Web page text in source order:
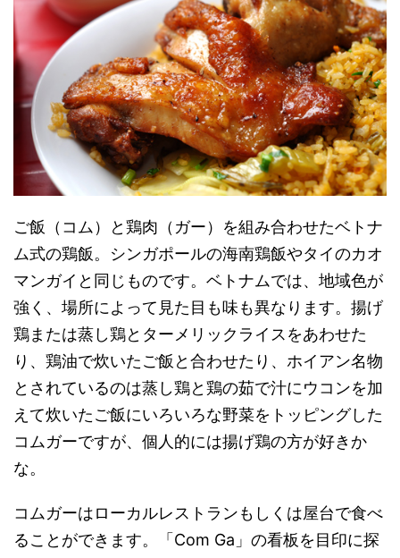
ご飯（コム）と鶏肉（ガー）を組み合わせたベトナ
ム式の鶏飯。シンガポールの海南鶏飯やタイのカオ
マンガイと同じものです。ベトナムでは、地域色が
強く、場所によって見た目も味も異なります。揚げ
鶏または蒸し鶏とターメリックライスをあわせた
り、鶏油で炊いたご飯と合わせたり、ホイアン名物
とされているのは蒸し鶏と鶏の茹で汁にウコンを加
えて炊いたご飯にいろいろな野菜をトッピングした
コムガーですが、個人的には揚げ鶏の方が好きか
な。
コムガーはローカルレストランもしくは屋台で食べ
ることができます。「Com Ga」の看板を目印に探